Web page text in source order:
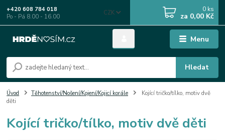
Menu
CZK
Hledat
+420 608 784 018
Po - Pá 8.00 - 16.00
0 ks
za 0,00 Kč
Úvod Těhotenství/Nošení/Kojení/Kojicí korále
Kojící tričko/tílko, motiv dvě
děti
Kojící tričko/tílko, motiv dvě děti